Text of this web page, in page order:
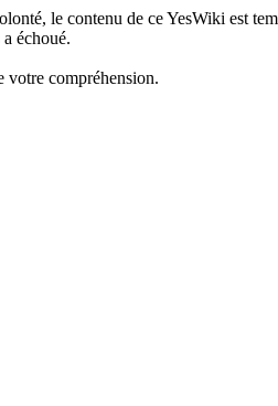
le contenu de ce YesWiki est
échoué.
votre compréhension.